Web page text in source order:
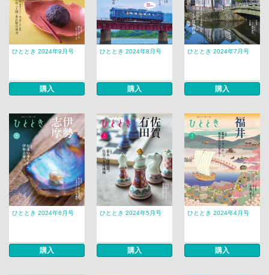
ひととき 2024年9月号
購入
ひととき 2024年8月号
購入
ひととき 2024年7月号
購入
ひととき 2024年6月号
購入
ひととき 2024年5月号
購入
ひととき 2024年4月号
購入